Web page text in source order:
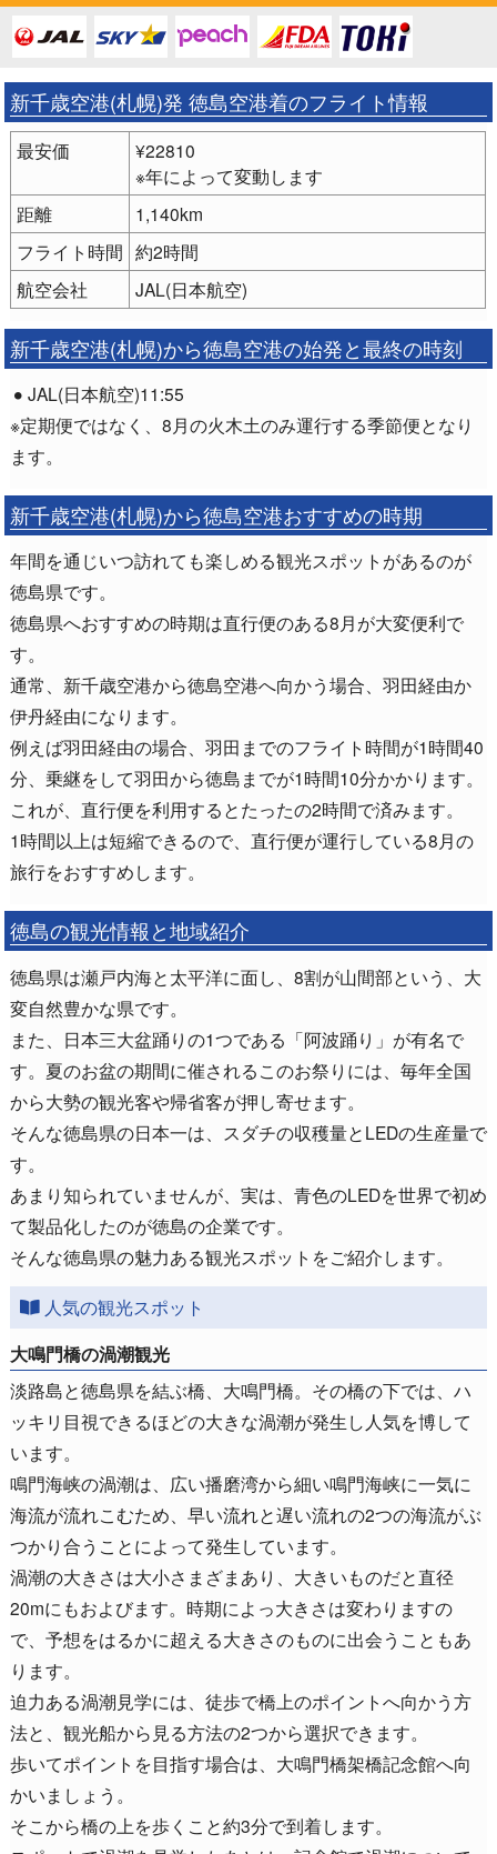
新千歳空港(札幌)発 徳島空港着のフライト情報
最安価
¥22810
※年によって変動します
距離
1,140km
フライト時間 約2時間
航空会社
JAL(日本航空)
新千歳空港(札幌)から徳島空港の始発と最終の時刻
JAL(日本航空)11:55
※定期便ではなく、8月の火木土のみ運行する季節便となり
ます。
新千歳空港(札幌)から徳島空港おすすめの時期
年間を通じいつ訪れても楽しめる観光スポットがあるのが
徳島県です。
徳島県へおすすめの時期は直行便のある8月が大変便利で
す。
通常、新千歳空港から徳島空港へ向かう場合、羽田経由か
伊丹経由になります。
例えば羽田経由の場合、羽田までのフライト時間が1時間40
分、乗継をして羽田から徳島までが1時間10分かかります。
これが、直行便を利用するとたったの2時間で済みます。
1時間以上は短縮できるので、直行便が運行している8月の
旅行をおすすめします。
徳島の観光情報と地域紹介
徳島県は瀬戸内海と太平洋に面し、8割が山間部という、大
変自然豊かな県です。
また、日本三大盆踊りの1つである「阿波踊り」が有名で
す。夏のお盆の期間に催されるこのお祭りには、毎年全国
から大勢の観光客や帰省客が押し寄せます。
そんな徳島県の日本一は、スダチの収穫量とLEDの生産量で
す。
あまり知られていませんが、実は、青色のLEDを世界で初め
て製品化したのが徳島の企業です。
そんな徳島県の魅力ある観光スポットをご紹介します。
人気の観光スポット
大鳴門橋の渦潮観光
淡路島と徳島県を結ぶ橋、大鳴門橋。その橋の下では、ハ
ッキリ目視できるほどの大きな渦潮が発生し人気を博して
います。
鳴門海峡の渦潮は、広い播磨湾から細い鳴門海峡に一気に
海流が流れこむため、早い流れと遅い流れの2つの海流がぶ
つかり合うことによって発生しています。
渦潮の大きさは大小さまざまあり、大きいものだと直径
20mにもおよびます。時期によっ大きさは変わりますの
で、予想をはるかに超える大きさのものに出会うこともあ
ります。
迫力ある渦潮見学には、徒歩で橋上のポイントへ向かう方
法と、観光船から見る方法の2つから選択できます。
歩いてポイントを目指す場合は、大鳴門橋架橋記念館へ向
かいましょう。
そこから橋の上を歩くこと約3分で到着します。